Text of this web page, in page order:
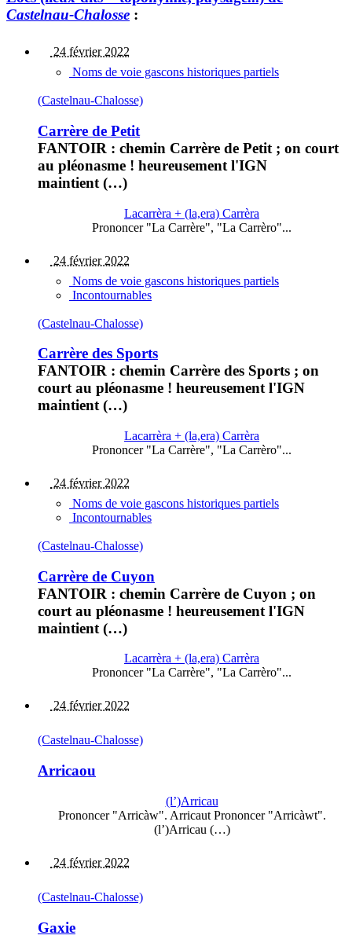
Castelnau-Chalosse :
24 février 2022
Noms de voie gascons historiques partiels
(Castelnau-Chalosse)
Carrère de Petit
FANTOIR : chemin Carrère de Petit ; on court
au pléonasme ! heureusement l'IGN
maintient (…)
Lacarrèra + (la,era) Carrèra
Prononcer "La Carrère", "La Carrèro"...
24 février 2022
Noms de voie gascons historiques partiels
Incontournables
(Castelnau-Chalosse)
Carrère des Sports
FANTOIR : chemin Carrère des Sports ; on
court au pléonasme ! heureusement l'IGN
maintient (…)
Lacarrèra + (la,era) Carrèra
Prononcer "La Carrère", "La Carrèro"...
24 février 2022
Noms de voie gascons historiques partiels
Incontournables
(Castelnau-Chalosse)
Carrère de Cuyon
FANTOIR : chemin Carrère de Cuyon ; on
court au pléonasme ! heureusement l'IGN
maintient (…)
Lacarrèra + (la,era) Carrèra
Prononcer "La Carrère", "La Carrèro"...
24 février 2022
(Castelnau-Chalosse)
Arricaou
(l’)Arricau
Prononcer "Arricàw". Arricaut Prononcer "Arricàwt".
(l’)Arricau (…)
24 février 2022
(Castelnau-Chalosse)
Gaxie